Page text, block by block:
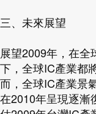
三、未來展望
展望2009年，在全
下，全球IC產業都
而，全球IC產業景
在2010年呈現逐漸